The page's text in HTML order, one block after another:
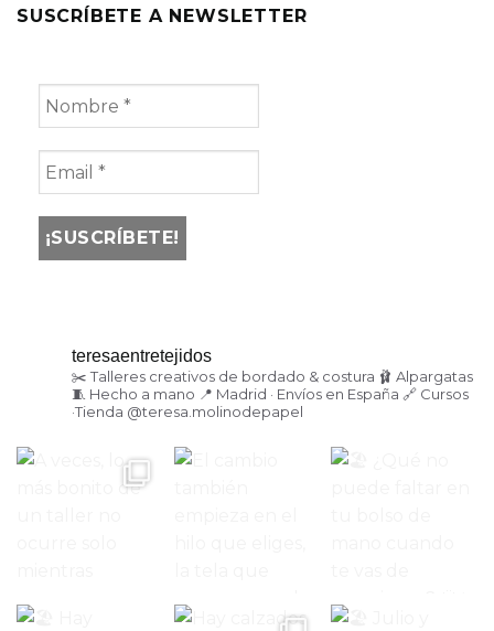
SUSCRÍBETE A NEWSLETTER
teresaentretejidos
✂️ Talleres creativos de bordado & costura 🩰 Alpargatas
🧵 Hecho a mano 📍 Madrid · Envíos en España 🔗 Cursos
·Tienda @teresa.molinodepapel